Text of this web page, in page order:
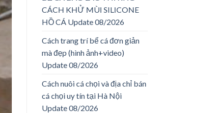
CÁCH KHỬ MÙI SILICONE
HỒ CÁ Update 08/2026
Cách trang trí bể cá đơn giản
mà đẹp (hình ảnh+video)
Update 08/2026
Cách nuôi cá chọi và địa chỉ bán
cá chọi uy tín tại Hà Nội
Update 08/2026